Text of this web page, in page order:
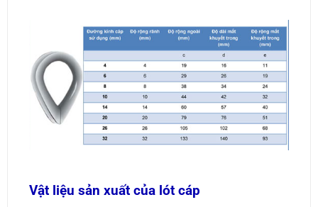
Vật liệu sản xuất của lót cáp